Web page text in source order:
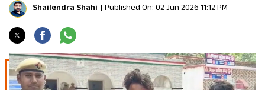
Shailendra Shahi Published On: 02 Jun 2026 11:12 PM